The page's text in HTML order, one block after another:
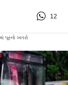
12
પૂરનો ખતરો